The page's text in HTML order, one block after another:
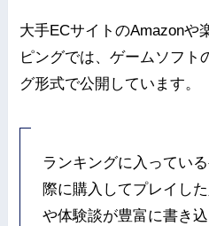
大手ECサイトのAmazonや
ピングでは、ゲームソフト
グ形式で公開しています。
ランキングに入ってい
際に購入してプレイし
や体験談が豊富に書き